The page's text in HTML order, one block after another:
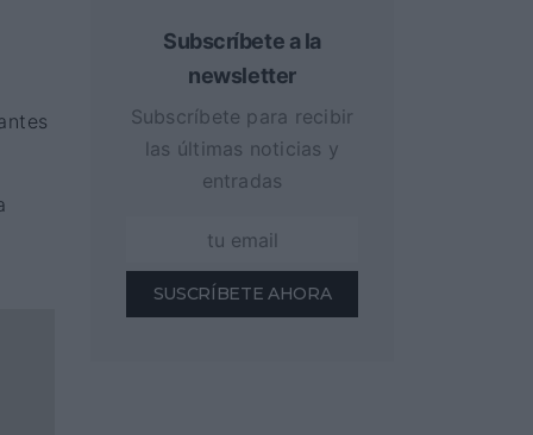
Subscríbete a la
newsletter
Subscríbete para recibir
las últimas noticias y
entradas